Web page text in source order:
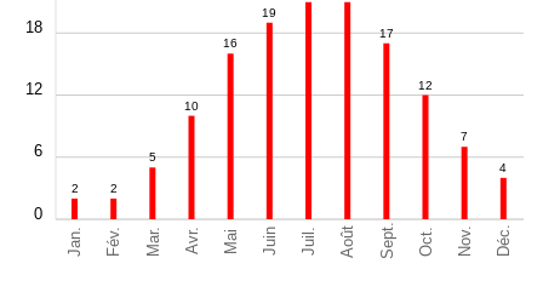
Jan. Fév. Mar. Avr. Mai Juin Juil. Août Sept. Oct. Nov. Déc.
0
6
12
18
2 2
5
10
16
19
17
12
7
4